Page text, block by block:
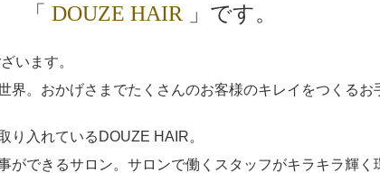
「 DOUZE HAIR 」です。
います。
界。おかげさまでたくさんのお客様のキレイをつくる
り入れているDOUZE HAIR。
できるサロン。サロンで働くスタッフがキラキラ輝